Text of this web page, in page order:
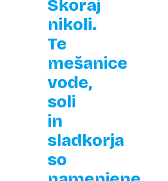
Skoraj
nikoli.
Te
mešanice
vode,
soli
in
sladkorja
so